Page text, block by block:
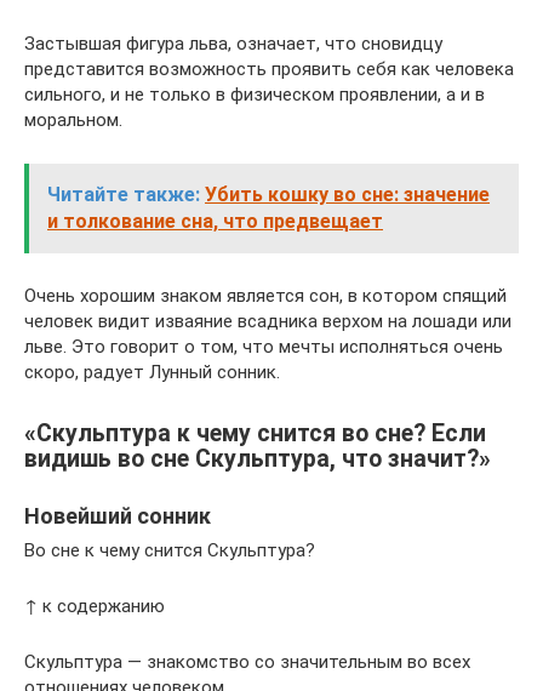
Застывшая фигура льва, означает, что сновидцу
представится возможность проявить себя как человека
сильного, и не только в физическом проявлении, а и в
моральном.
Читайте также: Убить кошку во сне: значение
и толкование сна, что предвещает
Очень хорошим знаком является сон, в котором спящий
человек видит изваяние всадника верхом на лошади или
льве. Это говорит о том, что мечты исполняться очень
скоро, радует Лунный сонник.
«Скульптура к чему снится во сне? Если
видишь во сне Скульптура, что значит?»
Новейший сонник
Во сне к чему снится Скульптура?
↑ к содержанию
Скульптура — знакомство со значительным во всех